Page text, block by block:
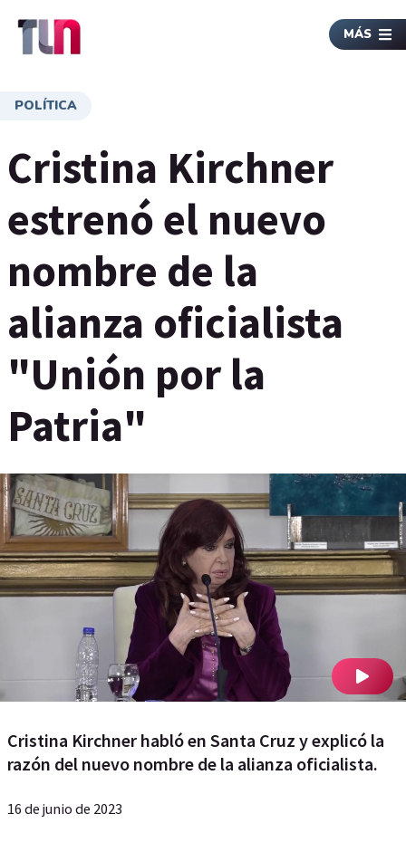
MÁS
POLÍTICA
Cristina Kirchner
estrenó el nuevo
nombre de la
alianza oficialista
"Unión por la
Patria"
Cristina Kirchner habló en Santa Cruz y explicó la
razón del nuevo nombre de la alianza oficialista.
16 de junio de 2023